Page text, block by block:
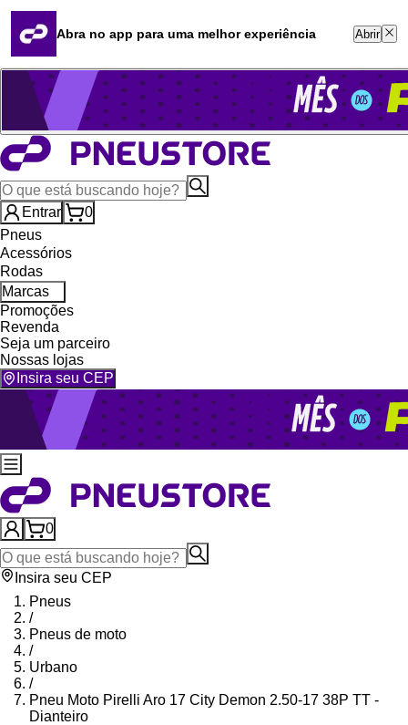
Quero revender
Blog
Whatsapp (16) 99764-8401
Televendas (47) 3046-2551
Entrar
0
Pneus
Acessórios
Rodas
Marcas
Promoções
Revenda
Seja um parceiro
Nossas lojas
Insira seu CEP
0
Insira seu CEP
Pneus
/
Pneus de moto
/
Urbano
/
Pneu Moto Pirelli Aro 17 City Demon 2.50-17 38P TT -
Dianteiro
Abra no app para uma melhor experiência Abrir